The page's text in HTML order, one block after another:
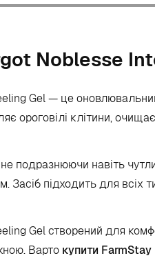
Noblesse
Gel — це
ороговілі клітини,
подразнюючи навіть
Засіб підходить для всіх
Gel створений для
Варто купити